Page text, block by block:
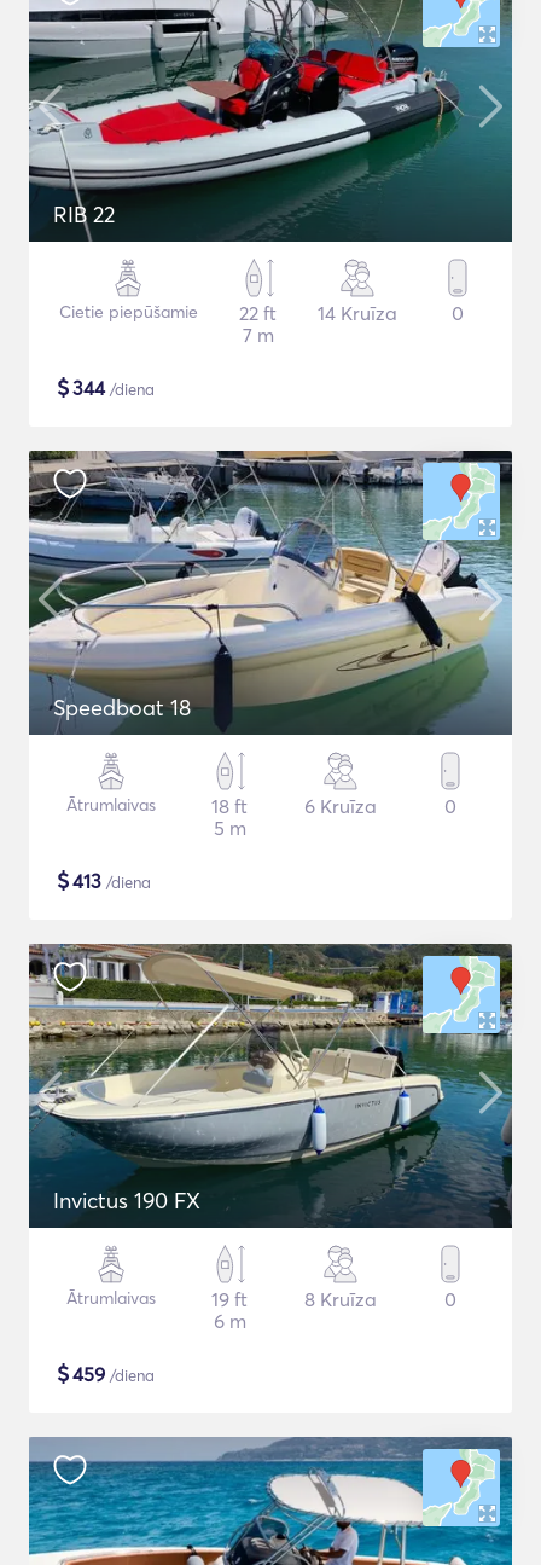
RIB 22
Cietie piepūšamie
22 ft
7 m
14 Kruīza 0
$344/diena
Speedboat 18
Ātrumlaivas
18 ft
5 m
6 Kruīza 0
$413 /diena
Invictus 190 FX
Ātrumlaivas
19 ft
6 m
8 Kruīza 0
$459 /diena